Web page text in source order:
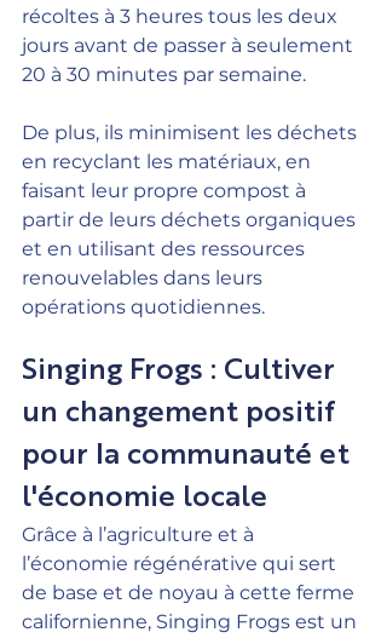
récoltes à 3 heures tous les deux
jours avant de passer à seulement
20 à 30 minutes par semaine.
De plus, ils minimisent les déchets
en recyclant les matériaux, en
faisant leur propre compost à
partir de leurs déchets organiques
et en utilisant des ressources
renouvelables dans leurs
opérations quotidiennes.
Singing Frogs : Cultiver
un changement positif
pour la communauté et
l'économie locale
Grâce à l’agriculture et à
l’économie régénérative qui sert
de base et de noyau à cette ferme
californienne, Singing Frogs est un